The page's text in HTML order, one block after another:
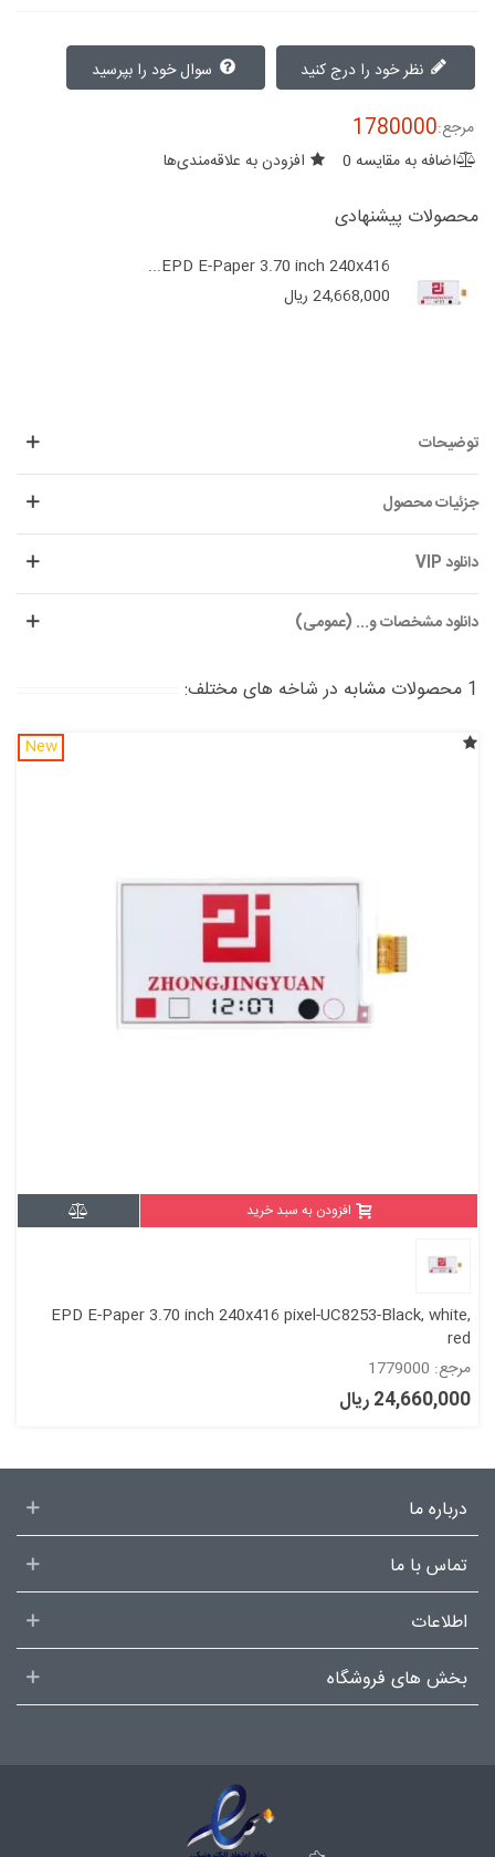
نظر خود را درج کنید
مرجع:1780000
اضافه به مقایسه 0 افزودن به علاقه‌مندی‌ها
محصولات پیشنهادی
EPD E-Paper 3.70 inch 240x416...
24,668,000 ریال
توضیحات
جزئیات محصول
دانلود VIP
دانلود مشخصات و... (عمومی)
1 محصولات مشابه در شاخه های مختلف:
New
افزودن به سبد خرید
EPD E-Paper 3.70 inch 240x416 pixel-UC8253-Black, white,
red
مرجع: 1779000
24,660,000 ریال
درباره ما
تماس با ما
اطلاعات
بخش های فروشگاه